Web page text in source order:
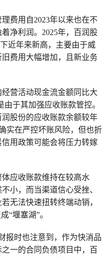
费用自2023年以来也在不
净利润。2025年，百润股
近年来新高，主要由于威
费用大幅增加，且新业务
营活动现金流金额同比大
由于其加强应收账款管控。
股份的应收账款余额较年
实在严控坏账风险，但也折
用政策可能会将压力转嫁
应收账款维持在较高水
小，而当渠道信心受挫、
无法快速扭转终端动销，
“堰塞湖”。
报时也注意到，作为快消品
一的合同负债项目中，百